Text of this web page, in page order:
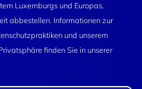
Luxemburgs und Europas.
abbestellen. Informationen zur
und unserem
finden Sie in unserer